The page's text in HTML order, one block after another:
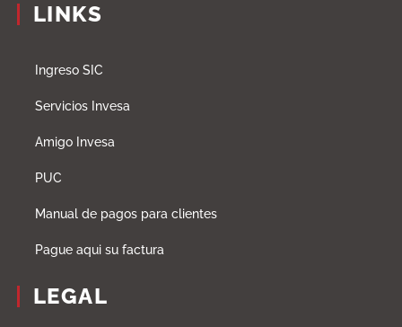
LINKS
Ingreso SIC
Servicios Invesa
Amigo Invesa
PUC
Manual de pagos para clientes
Pague aqui su factura
LEGAL